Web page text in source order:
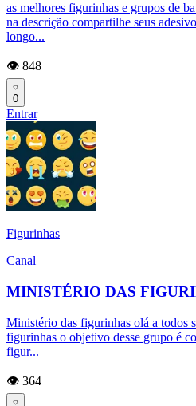
as melhores figurinhas e grupos de
na descrição compartilhe seus
longo...
👁️ 848
0
Entrar
Figurinhas
Canal
MINISTÉRIO DAS
Ministério das figurinhas olá a todos
figurinhas o objetivo desse grupo é
figur...
👁️ 364